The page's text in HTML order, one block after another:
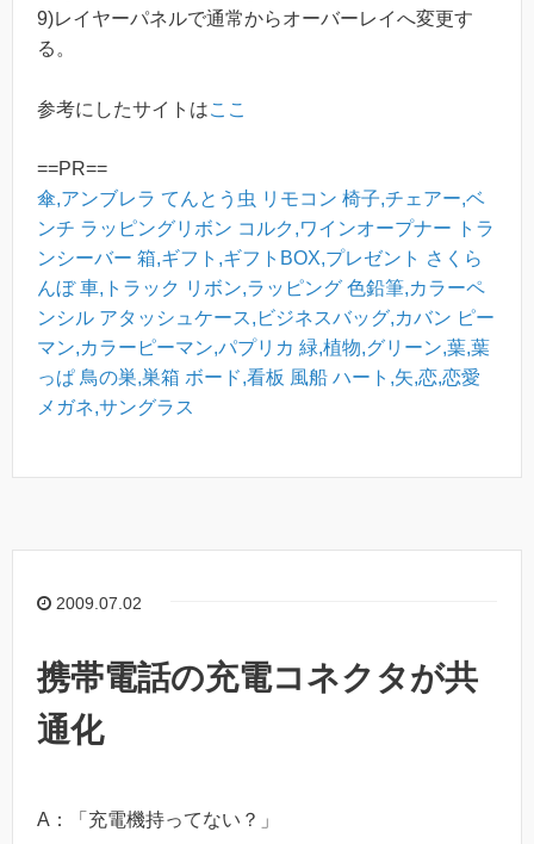
9)レイヤーパネルで通常からオーバーレイへ変更す
る。
参考にしたサイトはここ
==PR==
傘,アンブレラ てんとう虫 リモコン 椅子,チェアー,ベ
ンチ ラッピングリボン コルク,ワインオープナー
トラ
ンシーバー 箱,ギフト,ギフトBOX,プレゼント さくら
んぼ 車,トラック リボン,ラッピング 色鉛筆,カラーペ
ンシル アタッシュケース,ビジネスバッグ,カバン ピー
マン,カラーピーマン,パプリカ 緑,植物,グリーン,葉,葉
っぱ 鳥の巣,巣箱 ボード,看板 風船 ハート,矢,恋,恋愛
メガネ,サングラス
2009.07.02
携帯電話の充電コネクタが共
通化
A：「充電機持ってない？」